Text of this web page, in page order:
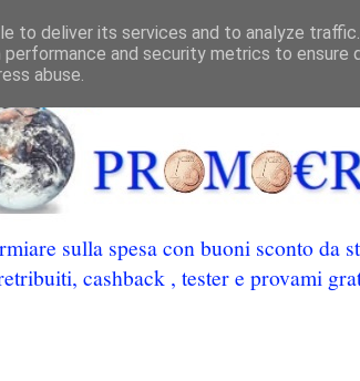
sulla spesa con buoni sconto
cashback , tester e provami
to deliver its services and to analyze
and security metrics to ensure
abuse.